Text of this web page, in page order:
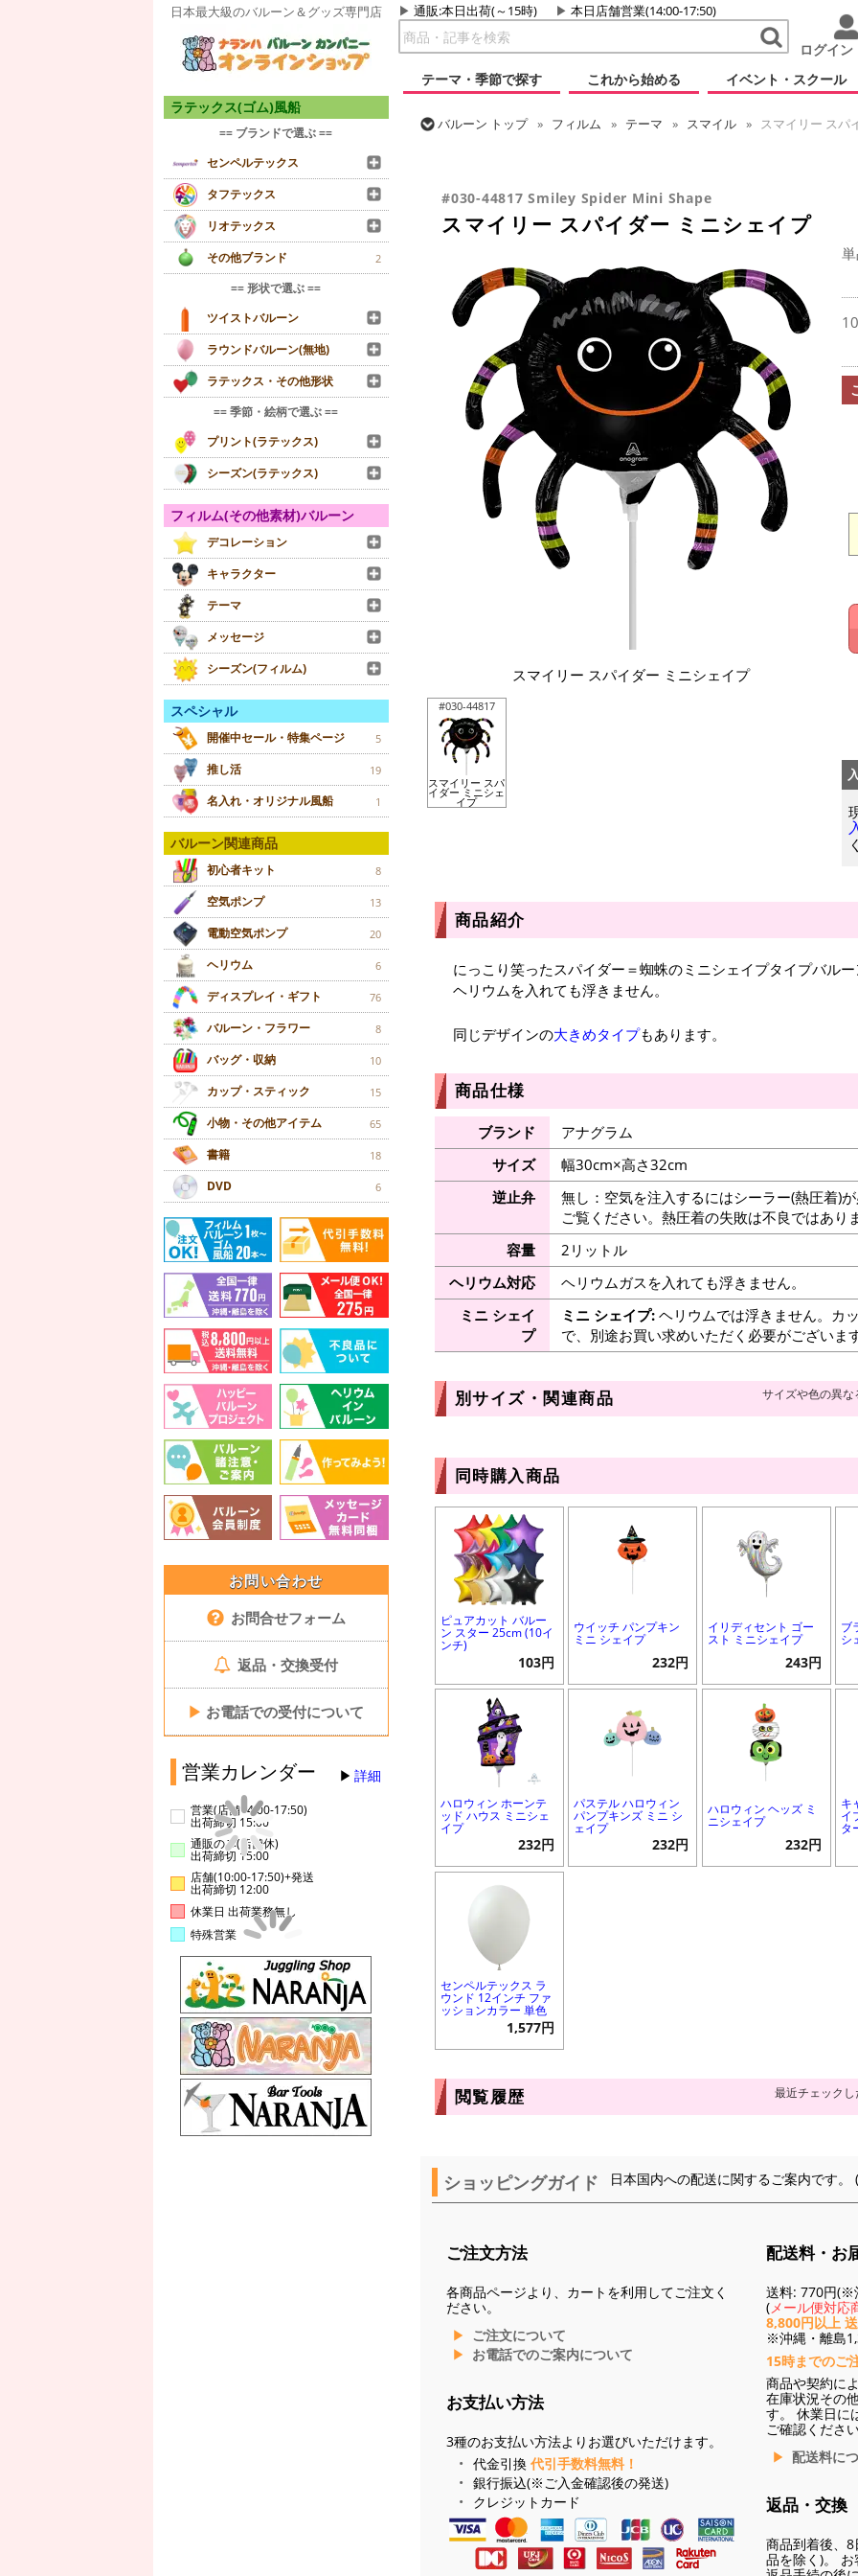
日本最大級のバルーン＆グッズ専門店 通販:本日出荷(～15時) 本日店舗営業(14:00-17:50)
ログイン
テーマ・季節で探す
これから始める イベント・スクール
ラテックス(ゴム)風船
== ブランドで選ぶ ==
センペルテックス
タフテックス
リオテックス
その他ブランド
2
== 形状で選ぶ ==
ツイストバルーン
ラウンドバルーン(無地)
ラテックス・その他形状
== 季節・絵柄で選ぶ ==
プリント(ラテックス)
シーズン(ラテックス)
フィルム(その他素材)バルーン
デコレーション
キャラクター
テーマ
メッセージ
シーズン(フィルム)
スペシャル
開催中セール・特集ページ 5
推し活 19
名入れ・オリジナル風船 1
バルーン関連商品
初心者キット 8
空気ポンプ 13
電動空気ポンプ 20
ヘリウム 6
ディスプレイ・ギフト 76
バルーン・フラワー 8
バッグ・収納 10
カップ・スティック 15
小物・その他アイテム 65
書籍 18
DVD 6
お問い合わせ
お問合せフォーム
返品・交換受付
▶ お電話での受付について
営業カレンダー 詳細
営業(店舗14:00-17:50)
出荷締切 15:00
通販のみ(店舗休)
出荷締切 15:00
店舗(10:00-17:50)+発送
出荷締切 12:00
休業日 出荷業務無し
特殊営業
バルーン トップ フィルム テーマ スマイル
スマイリー スパ
#030-44817 Smiley Spider Mini Shape
スマイリー スパイダー ミニシェイプ
スマイリー スパイダー ミニシェイプ
#030-44817
スマイリー スパ
イダー ミニシェ
イプ
商品紹介
にっこり笑ったスパイダー＝蜘蛛のミニシェイプタイプバル
ヘリウムを入れても浮きません。
同じデザインの大きめタイプもあります。
商品仕様
ブランド
アナグラム
サイズ
幅30cm×高さ32cm
逆止弁
無し：空気を注入するにはシーラー(熱圧着)
ご覧ください。熱圧着の失敗は不良ではあり
容量
2リットル
ヘリウム対応
ヘリウムガスを入れても浮きません。
ミニ シェイ
プ
ミニ シェイプ:ヘリウムでは浮きません。カ
で、別途お買い求めいただく必要がございま
別サイズ・関連商品 サイズや色の異
同時購入商品
ピュアカット バルー
ン スター 25cm (10イ
ンチ)
103円
ウイッチ パンプキン
ミニ シェイプ
232円
イリディセント ゴー
スト ミニシェイプ
243円
ブ
シ
ハロウィン ホーンテ
ッド ハウス ミニシェ
イプ
232円
パステル ハロウィン
パンプキンズ ミニ シ
ェイプ
232円
ハロウィン ヘッズ ミ
ニシェイプ
232円
キ
イ
タ
センペルテックス ラ
ウンド 12インチ ファ
ッションカラー 単色
1,577円
閲覧履歴 最近チェック
ショッピングガイド 日本国内への配送に関するご案内です。 (
ご注文方法
各商品ページより、カートを利用してご注文く
ださい。
ご注文について
お電話でのご案内について
お支払い方法
3種のお支払い方法よりお選びいただけます。
代金引換 代引手数料無料！
銀行振込(※ご入金確認後の発送)
クレジットカード
配送料・お
送料: 770円(※
(メール便対応
8,800円以上
※沖縄・離島
15時までのご
商品や契約に
在庫状況その
す。 休業日に
ご確認くださ
配送料に
返品・交換
商品到着後、
品を除く)。